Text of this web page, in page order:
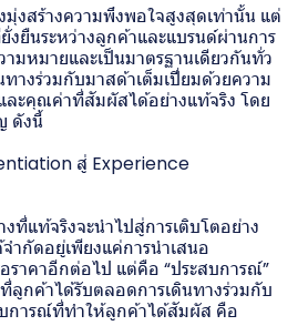
มุ่งสร้างความพึงพอใจสูงสุดเท่านั้น แต่
ยืนระหว่างลูกค้าและแบรนด์ผ่านการ
มหมายและเป็นมาตรฐานเดียวกันทั่ว
างร่วมกับมาสด้าเต็มเปี่ยมด้วยความ
ละคุณค่าที่สัมผัสได้อย่างแท้จริง โดย
ดังนี้
สู่ Experience
ที่แท้จริงจะนำไปสู่การเติบโตอย่าง
ำกัดอยู่เพียงแค่การนำเสนอ
าคาอีกต่อไป แต่คือ “ประสบการณ์”
ลูกค้าได้รับตลอดการเดินทางร่วมกับ
การณ์ที่ทำให้ลูกค้าได้สัมผัส คือ